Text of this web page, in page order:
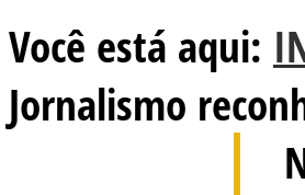
Você está aqui:
Jornalismo